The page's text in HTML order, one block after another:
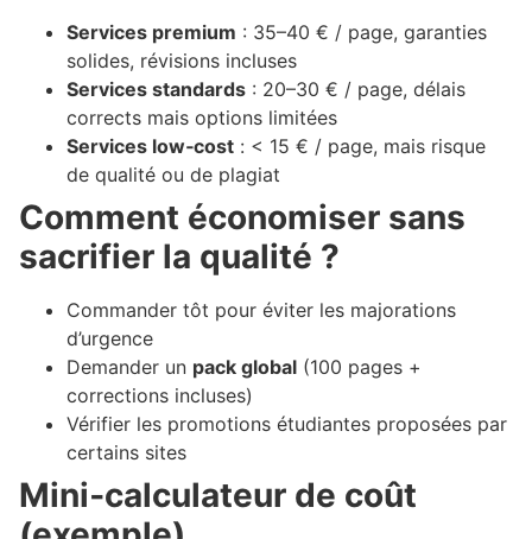
Services premium : 35–40 € / page, garanties
solides, révisions incluses
Services standards : 20–30 € / page, délais
corrects mais options limitées
Services low‑cost : < 15 € / page, mais risque
de qualité ou de plagiat
Comment économiser sans
sacrifier la qualité ?
Commander tôt pour éviter les majorations
d’urgence
Demander un pack global (100 pages +
corrections incluses)
Vérifier les promotions étudiantes proposées par
certains sites
Mini‑calculateur de coût